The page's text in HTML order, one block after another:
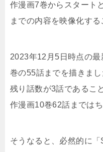
作漫画7巻からスタート
までの内容を映像化する
2023年12月5日時点の
巻の55話までを描きま
残り話数が3話であるこ
作漫画10巻62話までは
そうなると、必然的に